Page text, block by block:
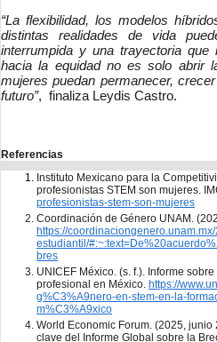
“La flexibilidad, los modelos
distintas realidades de vida
interrumpida y una trayectoria
hacia la equidad no es solo abrir
mujeres puedan permanecer,
futuro”, finaliza Leydis Castro.
Referencias
Instituto Mexicano para la
profesionistas STEM son mujeres.
profesionistas-stem-son-mujeres
https://
estudiantil/
bres
UNICEF México. (s. f.). Informe
profesional en México. https://
g%C3%A9nero-en-stem-en-la-
m%C3%A9xico
World Economic Forum. (2025,